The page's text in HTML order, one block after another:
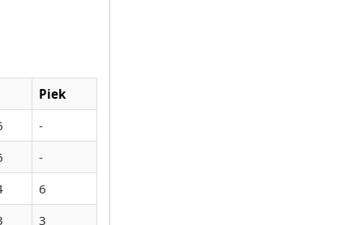
Piek
-
-
6
3